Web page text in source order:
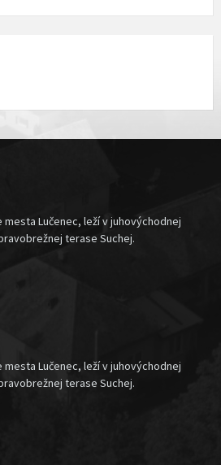
mesta Lučenec, leží v juhovýchodnej
terase Suchej.
mesta Lučenec, leží v juhovýchodnej
terase Suchej.